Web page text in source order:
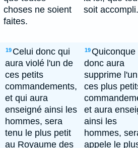
choses ne soient
faites.
soit accompli.
19 Celui donc qui
aura violé l'un de
ces petits
commandements,
et qui aura
enseigné ainsi les
hommes, sera
tenu le plus petit
au Royaume des
19Quiconque
donc aura
supprime
ces plus
et aura
ainsi les
hommes,
appele le